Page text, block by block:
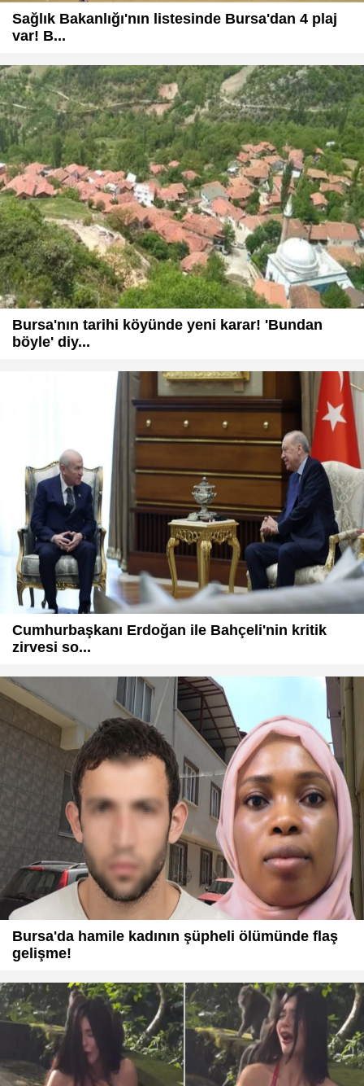
Sağlık Bakanlığı'nın listesinde Bursa'dan 4 plaj
var! B...
Bursa'nın tarihi köyünde yeni karar! 'Bundan
böyle' diy...
Cumhurbaşkanı Erdoğan ile Bahçeli'nin kritik
zirvesi so...
Bursa'da hamile kadının şüpheli ölümünde flaş
gelişme!